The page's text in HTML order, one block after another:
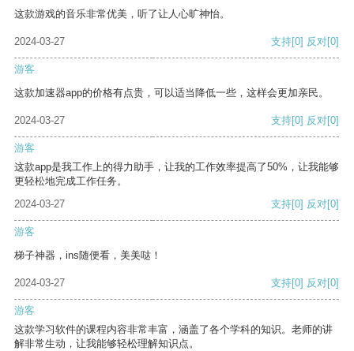
这款游戏的音乐非常优美，听了让人心旷神怡。
2024-03-27 支持[0] 反对[0]
游客
这款加速器app的价格有点贵，可以适当降低一些，这样会更加亲民。
2024-03-27 支持[0] 反对[0]
游客
这款app是我工作上的得力助手，让我的工作效率提高了50%，让我能够
更轻松地完成工作任务。
2024-03-27
支持[0] 反对[0]
游客
梯子神器，ins随便看，美美哒！
2024-03-27 支持[0] 反对[0]
游客
这款学习软件的课程内容非常丰富，涵盖了各个学科的知识。老师的讲
解非常生动，让我能够轻松理解知识点。